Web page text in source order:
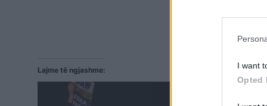
I want
Opted
Lajme të ngjashme: